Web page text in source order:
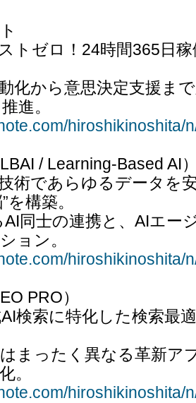
トゼロ！24時間365日
化から意思決定支援ま
進。
hiroshikinoshita/
/ Learning-Based AI
術であらゆるデータを
を構築。
AI同士の連携と、AIエー
ョン。
hiroshikinoshita/
PRO）
AI検索に特化した検索最
はまったく異なる革新ア
。
hiroshikinoshita/